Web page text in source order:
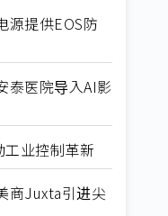
源提供EOS防
泰医院导入AI影
业控制革新
商Juxta引进尖